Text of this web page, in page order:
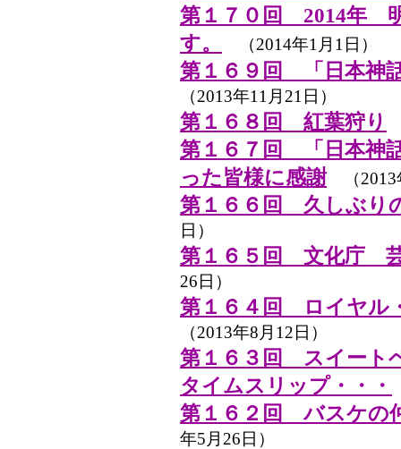
第１７０回 2014年
す。
（2014年1月1日）
第１６９回 「日本神
（2013年11月21日）
第１６８回 紅葉狩り
第１６７回 「日本神
った皆様に感謝（2013
第１６６回 久しぶり
日）
第１６５回 文化庁
26日）
第１６４回 ロイヤル
（2013年8月12日）
第１６３回 スイート
タイムスリップ・・・
第１６２回 バスケの
年5月26日）